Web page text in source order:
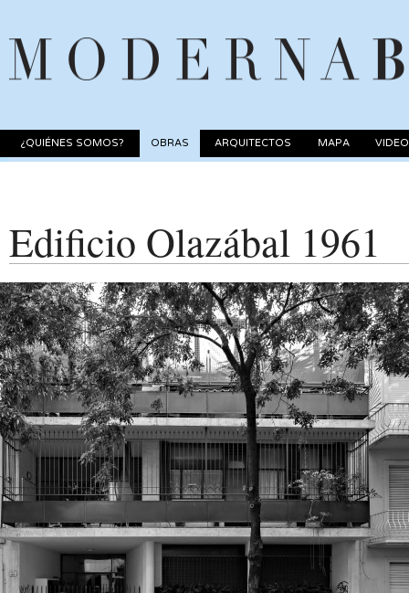
¿QUIÉNES SOMOS? OBRAS ARQUITECTOS MAPA
Edificio Olazábal 1961